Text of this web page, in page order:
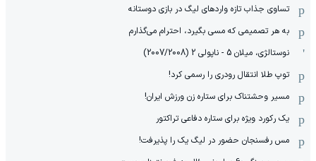
تساوی جذاب تازه واردهای لیگ در بازی دوستانه
به هر تصمیمی که مسی بگیرد، احترام می‌گذارم
نوستالژی، میلان 5 - ناپولی 2 (2007/2008)
توپ طلا انتقال رودری را رسمی کرد!
مسیر وحشتناک برای ستاره زن ورزش ایران!
یک رکورد ویژه برای ستاره دفاعی تراکتور
مس رفسنجان حضور در لیگ یک را پذیرفت!